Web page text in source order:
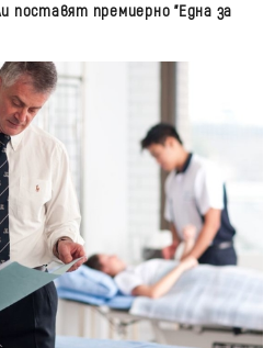
поставят премиерно "Една за